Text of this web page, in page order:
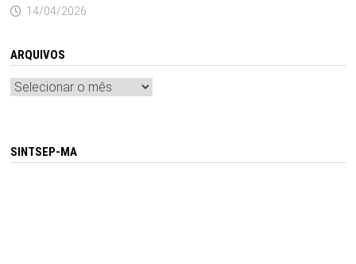
14/04/2026
ARQUIVOS
Arquivos
SINTSEP-MA